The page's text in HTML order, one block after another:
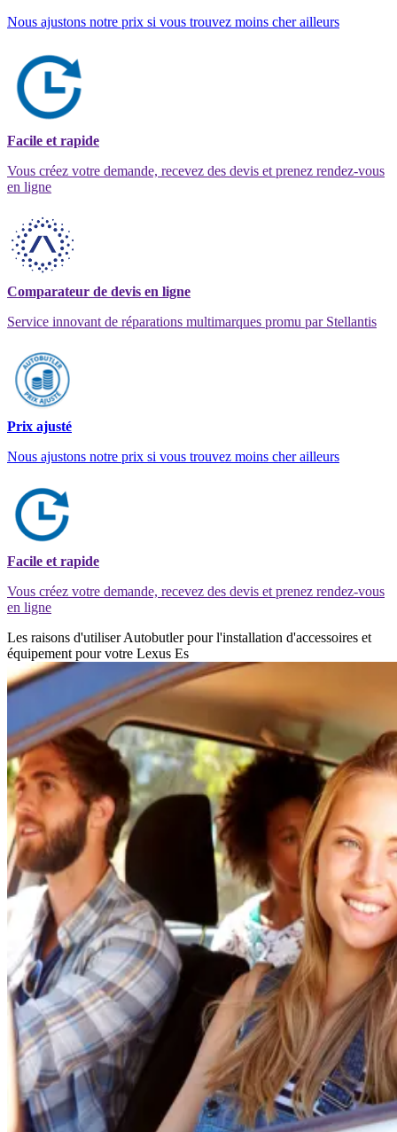
Nous ajustons notre prix si vous trouvez moins cher ailleurs
Facile et rapide
Vous créez votre demande, recevez des devis et prenez rendez-vous
en ligne
Comparateur de devis en ligne
Service innovant de réparations multimarques promu par Stellantis
Prix ajusté
Nous ajustons notre prix si vous trouvez moins cher ailleurs
Facile et rapide
Vous créez votre demande, recevez des devis et prenez rendez-vous
en ligne
Les raisons d'utiliser Autobutler pour l'installation d'accessoires et
équipement pour votre Lexus Es